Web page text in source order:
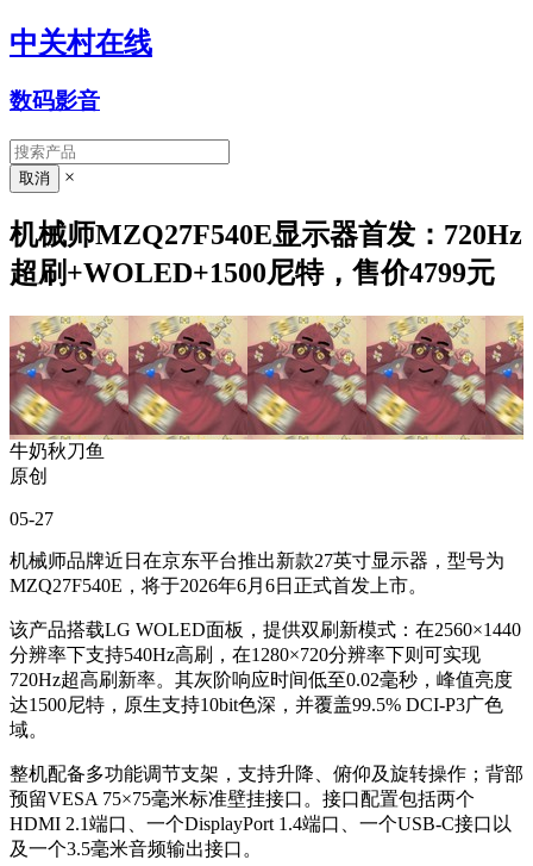
中关村在线
数码影音
×
机械师MZQ27F540E显示器首发：720Hz
超刷+WOLED+1500尼特，售价4799元
牛奶秋刀鱼
原创
05-27
机械师品牌近日在京东平台推出新款27英寸显示器，型号为
MZQ27F540E，将于2026年6月6日正式首发上市。
该产品搭载LG WOLED面板，提供双刷新模式：在2560×1440
分辨率下支持540Hz高刷，在1280×720分辨率下则可实现
720Hz超高刷新率。其灰阶响应时间低至0.02毫秒，峰值亮度
达1500尼特，原生支持10bit色深，并覆盖99.5% DCI-P3广色
域。
整机配备多功能调节支架，支持升降、俯仰及旋转操作；背部
预留VESA 75×75毫米标准壁挂接口。接口配置包括两个
HDMI 2.1端口、一个DisplayPort 1.4端口、一个USB-C接口以
及一个3.5毫米音频输出接口。